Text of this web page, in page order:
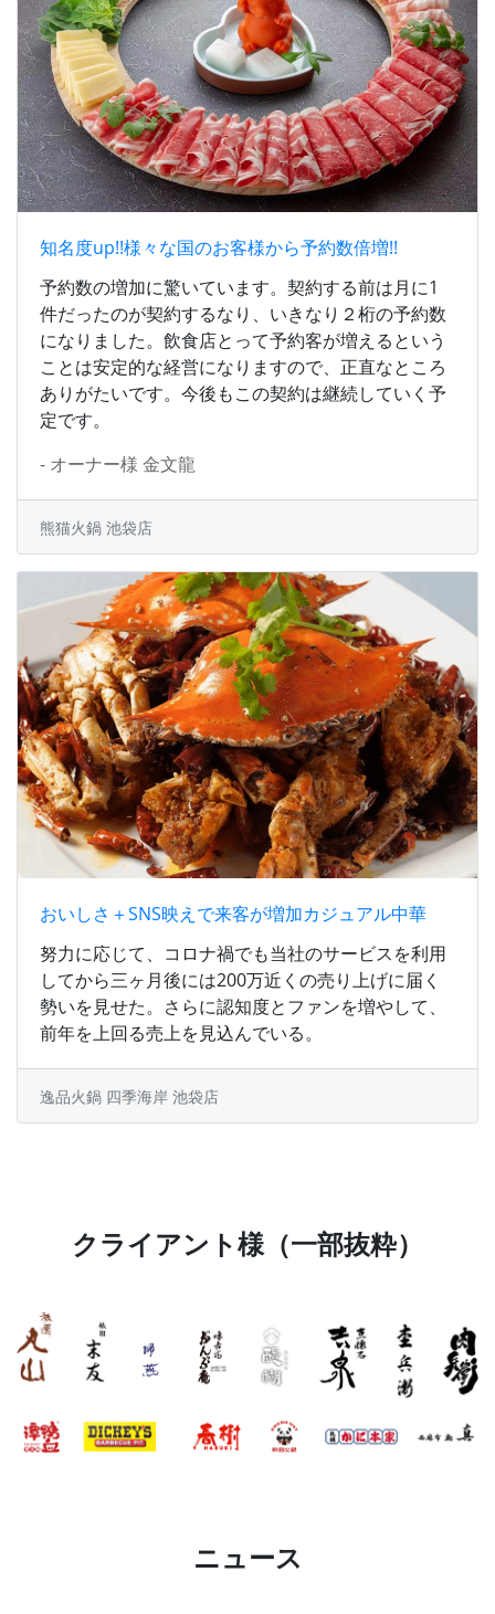
知名度up!!様々な国のお客様から予約数倍増!!
予約数の増加に驚いています。契約する前は月に1
件だったのが契約するなり、いきなり２桁の予約数
になりました。飲食店とって予約客が増えるという
ことは安定的な経営になりますので、正直なところ
ありがたいです。今後もこの契約は継続していく予
定です。
オーナー様 金文龍
熊猫火鍋 池袋店
おいしさ＋SNS映えで来客が増加カジュアル中華
努力に応じて、コロナ禍でも当社のサービスを利用
してから三ヶ月後には200万近くの売り上げに届く
勢いを見せた。さらに認知度とファンを増やして、
前年を上回る売上を見込んでいる。
逸品火鍋 四季海岸 池袋店
クライアント様（一部抜粋）
ニュース